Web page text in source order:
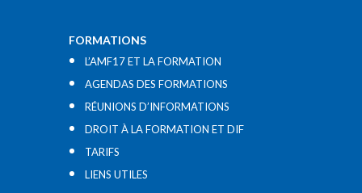
FORMATIONS
L’AMF17 ET LA FORMATION
AGENDAS DES FORMATIONS
RÉUNIONS D’INFORMATIONS
DROIT À LA FORMATION ET DIF
TARIFS
LIENS UTILES​